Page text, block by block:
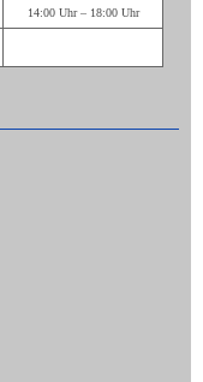
14:00 Uhr – 18:00 Uhr